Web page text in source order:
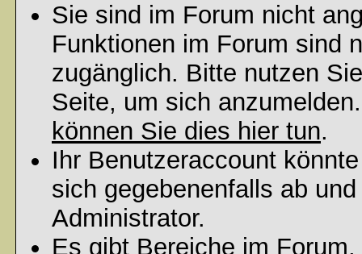
Sie sind im Forum nicht
Funktionen im Forum sind
zugänglich. Bitte nutzen
Seite, um sich
können Sie dies hier tun.
Ihr Benutzeraccount
sich gegebenenfalls ab
Administrator.
Es gibt Bereiche im